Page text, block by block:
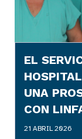
EL
UNA
CON
21 ABRIL 2026